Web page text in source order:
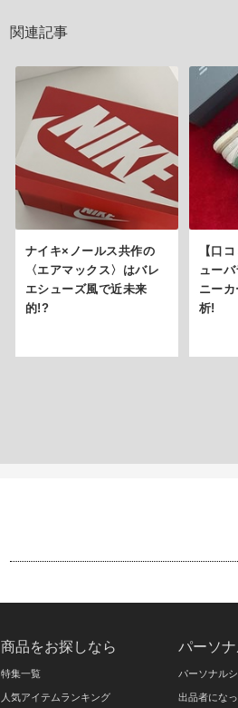
関連記事
ナイキ×ノールス共作の
〈エアマックス〉はバレ
エシューズ風で近未来
的!?
【口
ュー
ニー
析!
商品をお探しなら
特集一覧
人気アイテムランキング
パーソ
パーソナル
出品者にな